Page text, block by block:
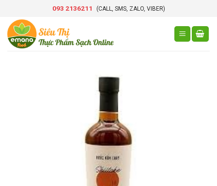
content
093 2136211 (CALL, SMS, ZALO, VIBER)